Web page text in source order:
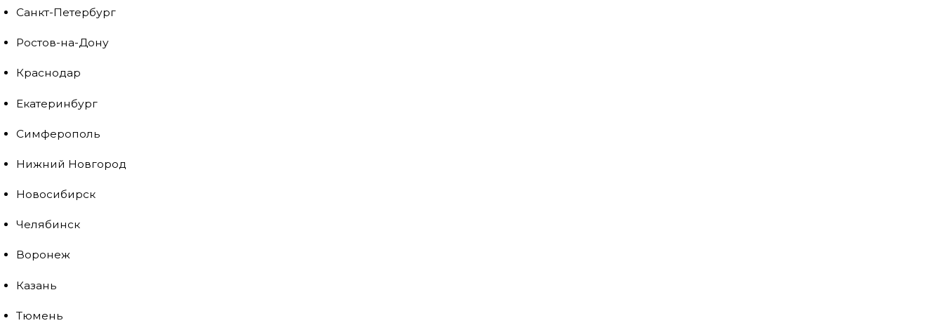
Санкт-Петербург
Ростов-на-Дону
Краснодар
Екатеринбург
Симферополь
Нижний Новгород
Новосибирск
Челябинск
Воронеж
Казань
Тюмень